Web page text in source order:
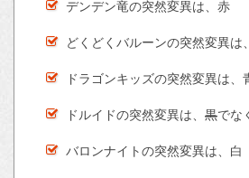
デンデン竜の突然変異は、赤
どくどくバルーンの突然変異は
ドラゴンキッズの突然変異は、
ドルイドの突然変異は、 黒でな
バロンナイトの突然変異は、白